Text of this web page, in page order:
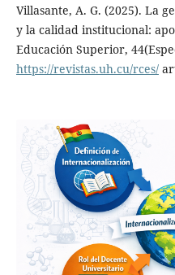
Villasante, A. G. (2025). La
y la calidad institucional:
Educación Superior,
https://revistas.uh.cu/rces/